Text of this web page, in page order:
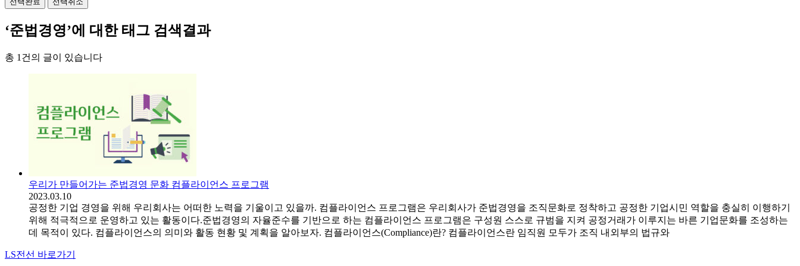
‘준법경영’에 대한 태그 검색결과
총 1건의 글이 있습니다
우리가 만들어가는 준법경영 문화 컴플라이언스 프로그램
2023.03.10
공정한 기업 경영을 위해 우리회사는 어떠한 노력을 기울이고 있을까. 컴플라이언스 프로그램은 우리회사가 준법경영을 조직문화로 정착하고 공정한 기업시민 역할을 충실히 이행하기
위해 적극적으로 운영하고 있는 활동이다.준법경영의 자율준수를 기반으로 하는 컴플라이언스 프로그램은 구성원 스스로 규범을 지켜 공정거래가 이루지는 바른 기업문화를 조성하는
데 목적이 있다. 컴플라이언스의 의미와 활동 현황 및 계획을 알아보자. 컴플라이언스(Compliance)란? 컴플라이언스란 임직원 모두가 조직 내외부의 법규와
LS전선 바로가기